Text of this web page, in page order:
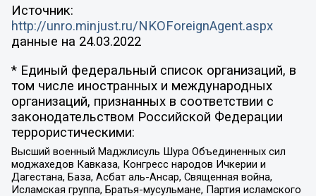
Источник:
http://unro.minjust.ru/NKOForeignAgent.aspx
данные на 24.03.2022
* Единый федеральный список организаций, в
том числе иностранных и международных
организаций, признанных в соответствии с
законодательством Российской Федерации
террористическими:
Высший военный Маджлисуль Шура Объединенных сил
моджахедов Кавказа, Конгресс народов Ичкерии и
Дагестана, База, Асбат аль-Ансар, Священная война,
Исламская группа, Братья-мусульмане, Партия исламского